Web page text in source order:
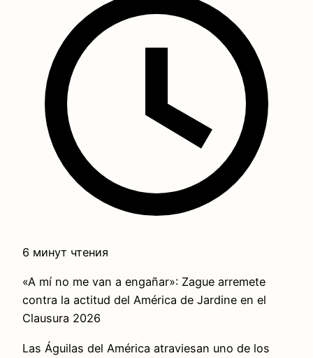
6 минут чтения
«A mí no me van a engañar»: Zague arremete
contra la actitud del América de Jardine en el
Clausura 2026
Las Águilas del América atraviesan uno de los